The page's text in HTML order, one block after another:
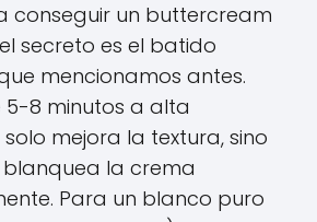
conseguir un buttercream
secreto es el batido
mencionamos antes.
5-8 minutos a alta
mejora la textura, sino
la crema
Para un blanco puro